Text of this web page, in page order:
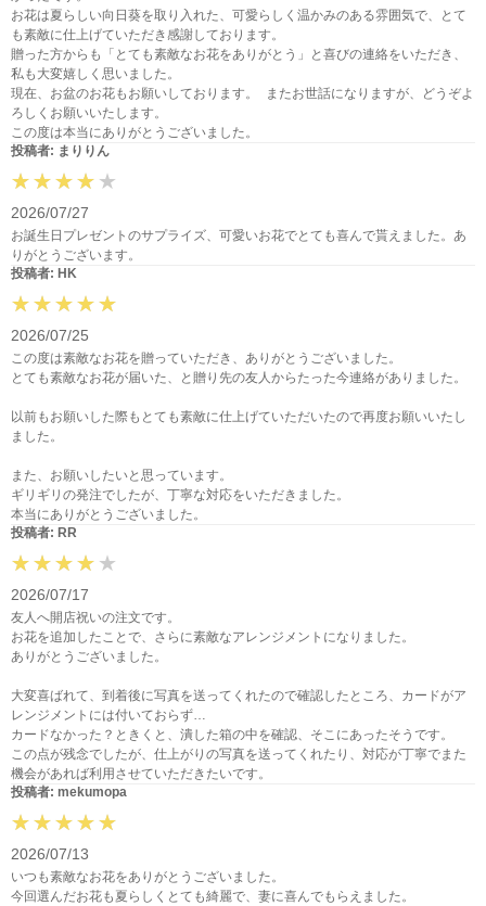
お花は夏らしい向日葵を取り入れた、可愛らしく温かみのある雰囲気で、とて
も素敵に仕上げていただき感謝しております。
贈った方からも「とても素敵なお花をありがとう」と喜びの連絡をいただき、
私も大変嬉しく思いました。
現在、お盆のお花もお願いしております。 またお世話になりますが、どうぞよ
ろしくお願いいたします。
この度は本当にありがとうございました。
投稿者: まりりん
2026/07/27
お誕生日プレゼントのサプライズ、可愛いお花でとても喜んで貰えました。あ
りがとうございます。
投稿者: HK
2026/07/25
この度は素敵なお花を贈っていただき、ありがとうございました。
とても素敵なお花が届いた、と贈り先の友人からたった今連絡がありました。
以前もお願いした際もとても素敵に仕上げていただいたので再度お願いいたし
ました。
また、お願いしたいと思っています。
ギリギリの発注でしたが、丁寧な対応をいただきました。
本当にありがとうございました。
投稿者: RR
2026/07/17
友人へ開店祝いの注文です。
お花を追加したことで、さらに素敵なアレンジメントになりました。
ありがとうございました。
大変喜ばれて、到着後に写真を送ってくれたので確認したところ、カードがア
レンジメントには付いておらず…
カードなかった？ときくと、潰した箱の中を確認、そこにあったそうです。
この点が残念でしたが、仕上がりの写真を送ってくれたり、対応が丁寧でまた
機会があれば利用させていただきたいです。
投稿者: mekumopa
2026/07/13
いつも素敵なお花をありがとうございました。
今回選んだお花も夏らしくとても綺麗で、妻に喜んでもらえました。